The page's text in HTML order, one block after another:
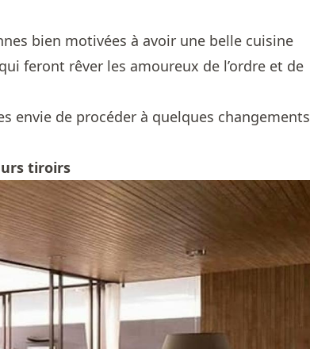
bien motivées à avoir une belle cuisine
feront rêver les amoureux de l’ordre et de
envie de procéder à quelques changements
tiroirs